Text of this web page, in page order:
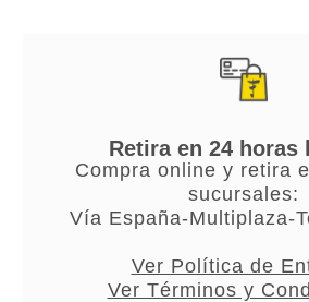
Retira en 24 horas
Compra online y retira
sucursales:
Vía España-Multiplaza-
Ver Política de
Ver Términos y